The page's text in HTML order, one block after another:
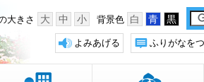
背景色 白 青 黒
大きさ 大 中 小
ふりがなを
よみあげる